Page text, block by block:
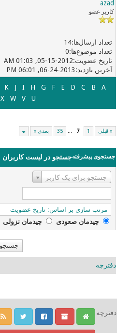
azad
کاربر عضو
14
0
05-15-2012, 01:03 AM
06-24-2013, 06:01 PM
A
B
C
D
E
F
G
H
I
J
K
U
V
W
X
« قبلی 1
7
...
35 بعدی »
جستجوی پیشرفتهجستجو در لیست کاربران
جستجو برای یک کاربر
چیدمان صعودی‌ چیدمان نزولی
دفترچه
دفترچه